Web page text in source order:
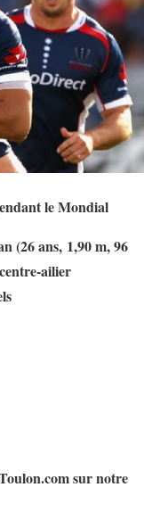
le Mondial
(26 ans, 1,90 m, 96
ailier
sur notre